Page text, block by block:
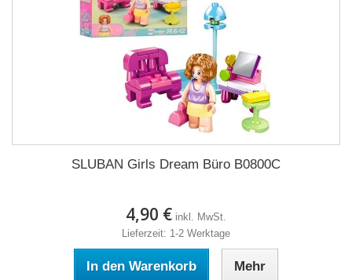
SLUBAN Girls Dream Büro B0800C
4,90 € inkl. MwSt.
Lieferzeit: 1-2 Werktage
In den Warenkorb Mehr